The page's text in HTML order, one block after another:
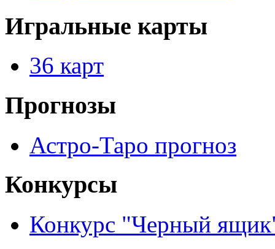
Игральные карты
36 карт
Прогнозы
Астро-Таро прогноз
Конкурсы
Конкурс "Черный